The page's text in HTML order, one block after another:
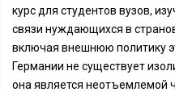
курс для студентов вузов,
связи нуждающихся в
включая внешнюю политику
Германии не существует
она является неотъемлемой